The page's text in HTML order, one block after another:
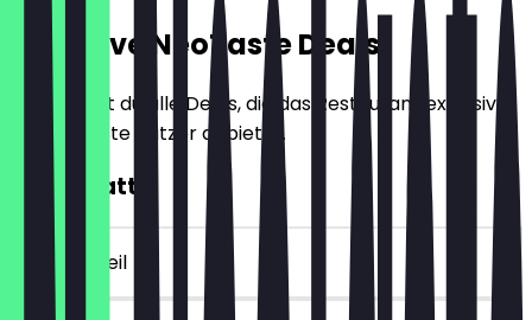
Exklusive NeoTaste Deals
Hier findest du alle Deals, die das Restaurant exklusiv
für NeoTaste Nutzer anbietet.
10€ Rabatt
~10 € Vorteil